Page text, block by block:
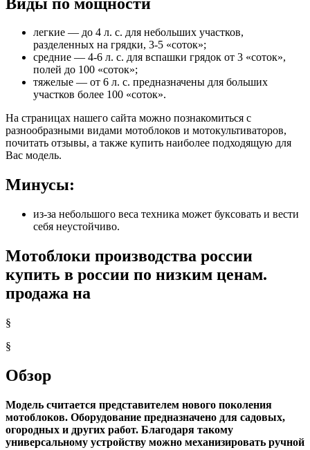
легкие — до 4 л. с. для небольших участков,
разделенных на грядки, 3-5 «соток»;
средние — 4-6 л. с. для вспашки грядок от 3 «соток»,
полей до 100 «соток»;
тяжелые — от 6 л. с. предназначены для больших
участков более 100 «соток».
На страницах нашего сайта можно познакомиться с
разнообразными видами мотоблоков и мотокультиваторов,
почитать отзывы, а также купить наиболее подходящую для
Вас модель.
Минусы:
из-за небольшого веса техника может буксовать и вести
себя неустойчиво.
Мотоблоки производства россии
купить в россии по низким ценам.
продажа на
§
§
Обзор
Модель считается представителем нового поколения
мотоблоков. Оборудование предназначено для садовых,
огородных и других работ. Благодаря такому
универсальному устройству можно механизировать ручной